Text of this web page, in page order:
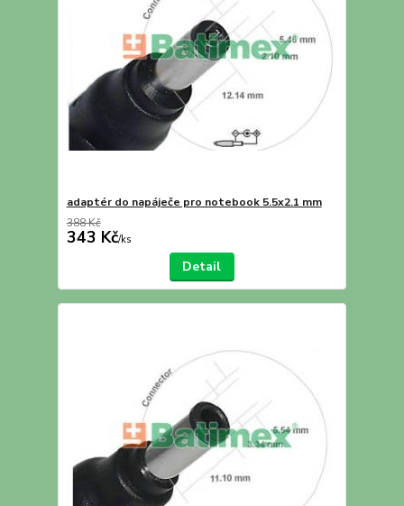
adaptér do napáječe pro notebook 5.5x2.1 mm
388 Kč
343 Kč/ks
Detail